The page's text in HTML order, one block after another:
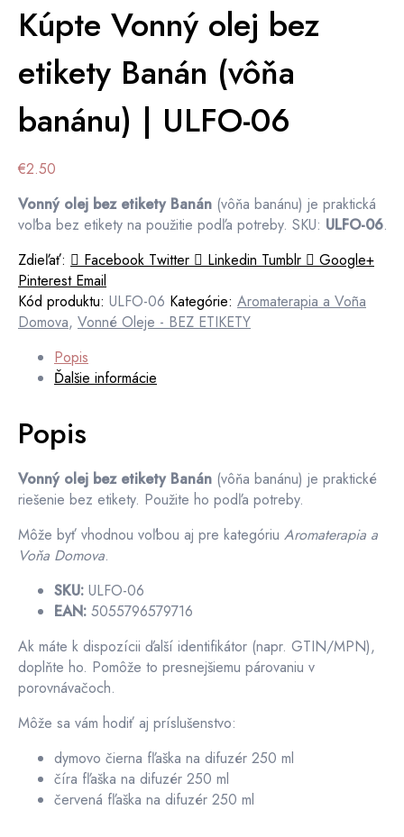
Kúpte Vonný olej bez
etikety Banán (vôňa
banánu) | ULFO-06
€2.50
Vonný olej bez etikety Banán (vôňa banánu) je praktická
voľba bez etikety na použitie podľa potreby. SKU: ULFO-06.
Zdieľať:
Facebook Twitter Linkedin Tumblr
Google+
Pinterest Email
Kód produktu: ULFO-06 Kategórie: Aromaterapia a Voña
Domova, Vonné Oleje - BEZ ETIKETY
Popis
Ďalšie informácie
Popis
Vonný olej bez etikety Banán (vôňa banánu) je praktické
riešenie bez etikety. Použite ho podľa potreby.
Môže byť vhodnou voľbou aj pre kategóriu Aromaterapia a
Voňa Domova.
SKU: ULFO-06
EAN: 5055796579716
Ak máte k dispozícii ďalší identifikátor (napr. GTIN/MPN),
doplňte ho. Pomôže to presnejšiemu párovaniu v
porovnávačoch.
Môže sa vám hodiť aj príslušenstvo:
dymovo čierna fľaška na difuzér 250 ml
číra fľaška na difuzér 250 ml
červená fľaška na difuzér 250 ml